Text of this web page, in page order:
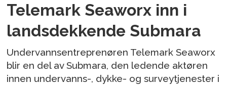
Telemark Seaworx inn i
landsdekkende Submara
Undervannsentreprenøren Telemark Seaworx
blir en del av Submara, den ledende aktøren
innen undervanns-, dykke- og surveytjenester i